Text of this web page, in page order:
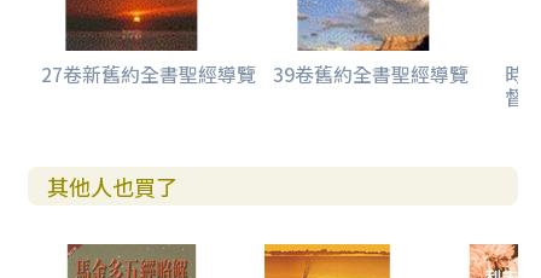
第十三篇 撒母耳記下
第十四篇 列王紀上
第十五篇 列王紀中
第十九篇 尼希米記
第二十篇 以斯帖記
卷二
27卷新舊約全書聖經導覽 39卷舊約全書聖經導覽 時
督
其他人也買了